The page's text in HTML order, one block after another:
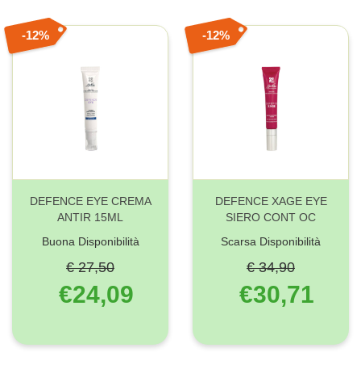
DEFENCE EYE CREMA
ANTIR 15ML
Buona Disponibilità
12%
€ 27,50
€24,09
DEFENCE XAGE EYE
SIERO CONT OC
Scarsa Disponibilità
12%
€ 34,90
€30,71